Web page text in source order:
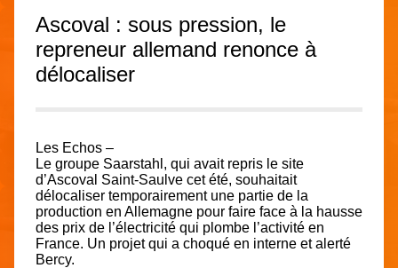
Ascoval : sous pression, le
repreneur allemand renonce à
délocaliser
Les Echos –
Le groupe Saarstahl, qui avait repris le site
d’Ascoval Saint-Saulve cet été, souhaitait
délocaliser temporairement une partie de la
production en Allemagne pour faire face à la hausse
des prix de l’électricité qui plombe l’activité en
France. Un projet qui a choqué en interne et alerté
Bercy.